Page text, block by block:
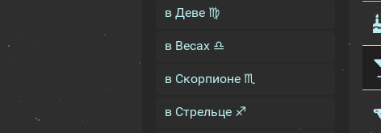
в Деве ♍
в Весах ♎
в Скорпионе ♏
в Стрельце ♐